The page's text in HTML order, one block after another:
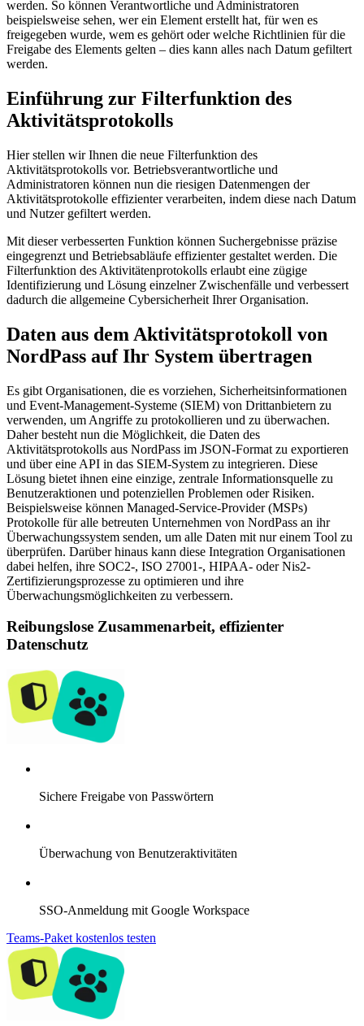
werden. So können Verantwortliche und Administratoren
beispielsweise sehen, wer ein Element erstellt hat, für wen es
freigegeben wurde, wem es gehört oder welche Richtlinien für die
Freigabe des Elements gelten – dies kann alles nach Datum gefiltert
werden.
Einführung zur Filterfunktion des
Aktivitätsprotokolls
Hier stellen wir Ihnen die neue Filterfunktion des
Aktivitätsprotokolls vor. Betriebsverantwortliche und
Administratoren können nun die riesigen Datenmengen der
Aktivitätsprotokolle effizienter verarbeiten, indem diese nach Datum
und Nutzer gefiltert werden.
Mit dieser verbesserten Funktion können Suchergebnisse präzise
eingegrenzt und Betriebsabläufe effizienter gestaltet werden. Die
Filterfunktion des Aktivitätenprotokolls erlaubt eine zügige
Identifizierung und Lösung einzelner Zwischenfälle und verbessert
dadurch die allgemeine Cybersicherheit Ihrer Organisation.
Daten aus dem Aktivitätsprotokoll von
NordPass auf Ihr System übertragen
Es gibt Organisationen, die es vorziehen, Sicherheitsinformationen
und Event-Management-Systeme (SIEM) von Drittanbietern zu
verwenden, um Angriffe zu protokollieren und zu überwachen.
Daher besteht nun die Möglichkeit, die Daten des
Aktivitätsprotokolls aus NordPass im JSON-Format zu exportieren
und über eine API in das SIEM-System zu integrieren. Diese
Lösung bietet ihnen eine einzige, zentrale Informationsquelle zu
Benutzeraktionen und potenziellen Problemen oder Risiken.
Beispielsweise können Managed-Service-Provider (MSPs)
Protokolle für alle betreuten Unternehmen von NordPass an ihr
Überwachungssystem senden, um alle Daten mit nur einem Tool zu
überprüfen. Darüber hinaus kann diese Integration Organisationen
dabei helfen, ihre SOC2-, ISO 27001-, HIPAA- oder Nis2-
Zertifizierungsprozesse zu optimieren und ihre
Überwachungsmöglichkeiten zu verbessern.
Reibungslose Zusammenarbeit, effizienter
Datenschutz
Sichere Freigabe von Passwörtern
Überwachung von Benutzeraktivitäten
SSO-Anmeldung mit Google Workspace
Teams-Paket kostenlos testen